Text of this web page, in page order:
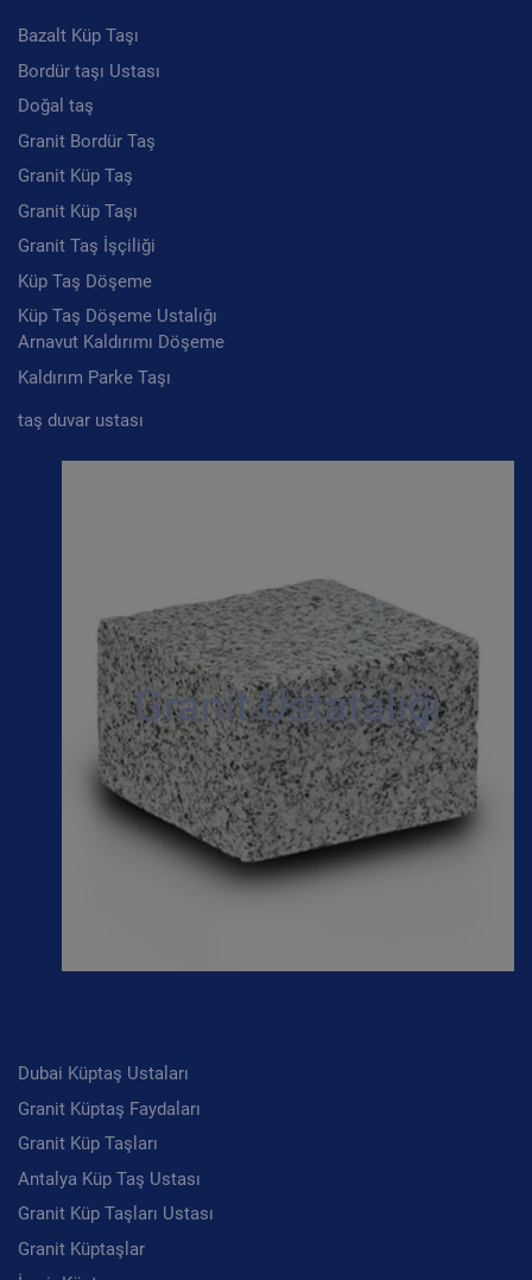
Bazalt Küp Taşı
Bordür taşı Ustası
Doğal taş
Granit Bordür Taş
Granit Küp Taş
Granit Küp Taşı
Granit Taş İşçiliği
Küp Taş Döşeme
Küp Taş Döşeme Ustalığı
Arnavut Kaldırımı Döşeme
Kaldırım Parke Taşı
taş duvar ustası
Granit Ustatalığı
Dubai Küptaş Ustaları
Granit Küptaş Faydaları
Granit Küp Taşları
Antalya Küp Taş Ustası
Granit Küp Taşları Ustası
Granit Küptaşlar